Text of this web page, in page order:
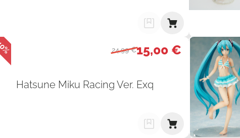
24,99 €15,00 €
Hatsune Miku Racing Ver. Exq